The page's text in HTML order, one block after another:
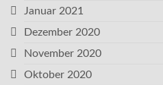
Januar 2021
Dezember 2020
November 2020
Oktober 2020